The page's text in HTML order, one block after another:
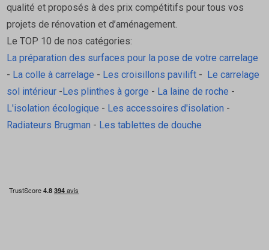
qualité et proposés à des prix compétitifs pour tous vos
projets de rénovation et d’aménagement.
Le TOP 10 de nos catégories:
La préparation des surfaces pour la pose de votre carrelage
- La colle à carrelage - Les croisillons pavilift- Le carrelage
sol intérieur-Les plinthes à gorge - La laine de roche -
L'isolation écologique - Les accessoires d'isolation -
Radiateurs Brugman - Les tablettes de douche